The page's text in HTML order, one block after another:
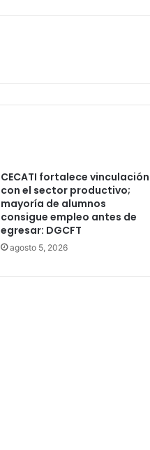
CECATI fortalece vinculación
con el sector productivo;
mayoría de alumnos
consigue empleo antes de
egresar: DGCFT
agosto 5, 2026